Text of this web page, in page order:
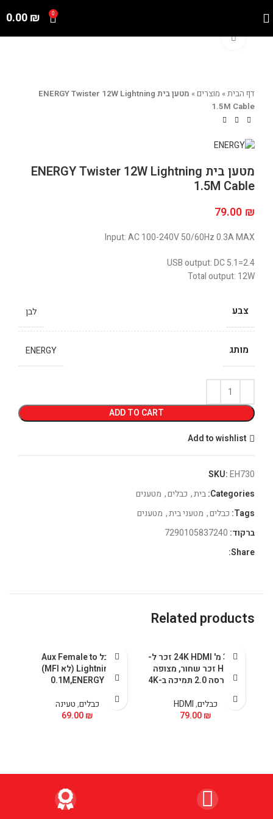
0
0.00₪
Click to enlarge
דף הבית» מוצרים»
מטען בית ENERGY Twister 12W Lightning
1.5M Cable
מטען בית ENERGY Twister 12W Lightning
1.5M Cable
79.00 ₪
Input: AC 100-240V 50/60Hz 0.3A MAX
USB output: DC 5.1=2.4
Total output: 12W
צבע לבן
מותג ENERGY
ADD TO CART
Add to wishlist
SKU:EH730
Categories: בית, כבלים, מטענים
Tags: כבלים, מטעני בית, מטענים
ברקוד:
Share:
Related products
כבל 3 מ' 24K HDMI זכר ל-
HDMI זכר שחור, מצופה
זהב גרסה 2.0 תמיכה ב-4K
כבלים,
HDMI
79.00₪
כבל Aux Female to
Lightning (לא MFI)
0.1M,ENERGY
כבלים,טעינה
69.00₪